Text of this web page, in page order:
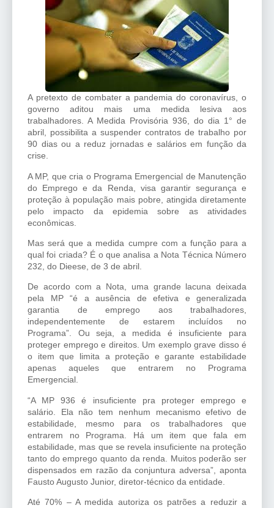
A pretexto de combater a pandemia do coronavírus, o
governo aditou mais uma medida lesiva aos
trabalhadores. A Medida Provisória 936, do dia 1° de
abril, possibilita a suspender contratos de trabalho por
90 dias ou a reduz jornadas e salários em função da
crise.
A MP, que cria o Programa Emergencial de Manutenção
do Emprego e da Renda, visa garantir segurança e
proteção à população mais pobre, atingida diretamente
pelo impacto da epidemia sobre as atividades
econômicas.
Mas será que a medida cumpre com a função para a
qual foi criada? É o que analisa a Nota Técnica Número
232, do Dieese, de 3 de abril.
De acordo com a Nota, uma grande lacuna deixada
pela MP “é a ausência de efetiva e generalizada
garantia de emprego aos trabalhadores,
independentemente de estarem incluídos no
Programa”. Ou seja, a medida é insuficiente para
proteger emprego e direitos. Um exemplo grave disso é
o item que limita a proteção e garante estabilidade
apenas aqueles que entrarem no Programa
Emergencial.
“A MP 936 é insuficiente pra proteger emprego e
salário. Ela não tem nenhum mecanismo efetivo de
estabilidade, mesmo para os trabalhadores que
entrarem no Programa. Há um item que fala em
estabilidade, mas que se revela insuficiente na proteção
tanto do emprego quanto da renda. Muitos poderão ser
dispensados em razão da conjuntura adversa”, aponta
Fausto Augusto Junior, diretor-técnico da entidade.
Até 70% – A medida autoriza os patrões a reduzir a